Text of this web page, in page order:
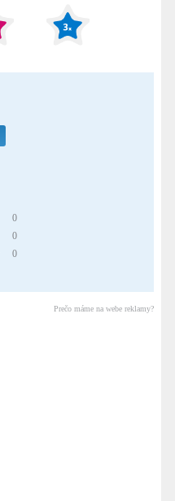
0
0
0
Prečo máme na webe reklamy?